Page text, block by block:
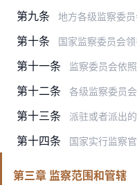
第九条 地方各级监察委员会由本
第十条 国家监察委员会领导地方各级监
第十一条 监察委员会依照本
第十二条 各级监察委员会可以向本级中国共产党机关、国家机
第十三条 派驻或者派出的监察机构、监察专员根据
第十四条 国家实行监察官制度，
第三章 监察范围和管辖